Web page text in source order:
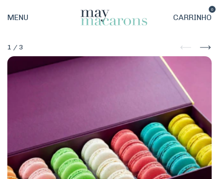
MENU CARRINHO
0
1 / 3